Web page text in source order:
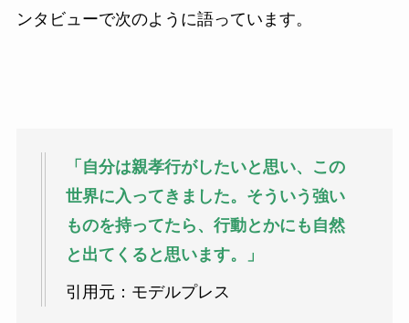
ンタビューで次のように語っています。
「自分は親孝行がしたいと思い、この
世界に入ってきました。そういう強い
ものを持ってたら、行動とかにも自然
と出てくると思います。」
引用元：モデルプレス